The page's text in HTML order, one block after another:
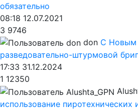
обязательно
08:18 12.07.2021
3 9746
don С Новым
разведовательно-штурмовой
17:33 31.12.2024
1 12350
использование пиротехнических